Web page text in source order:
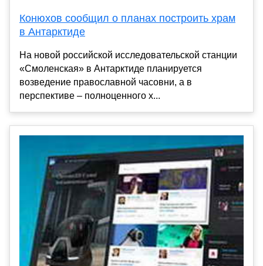
Конюхов сообщил о планах построить храм
в Антарктиде
На новой российской исследовательской станции
«Смоленская» в Антарктиде планируется
возведение православной часовни, а в
перспективе – полноценного х...